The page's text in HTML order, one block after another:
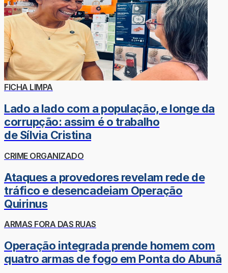
FICHA LIMPA
Lado a lado com a população, e longe da
corrupção: assim é o trabalho
de Sílvia Cristina
CRIME ORGANIZADO
Ataques a provedores revelam rede de
tráfico e desencadeiam Operação
Quirinus
ARMAS FORA DAS RUAS
Operação integrada prende homem com
quatro armas de fogo em Ponta do Abunã